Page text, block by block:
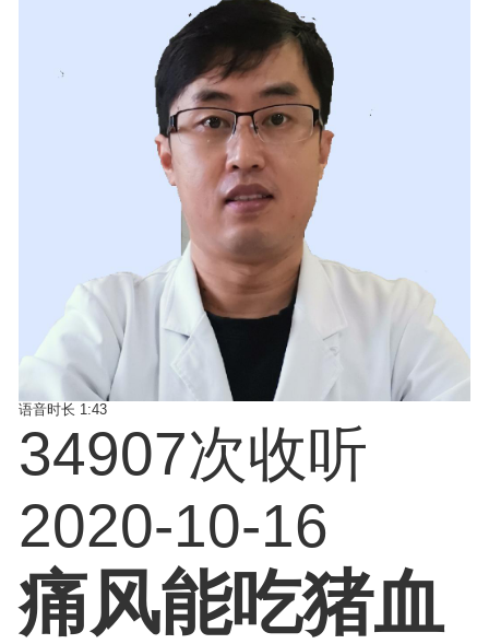
语音时长 1:43
34907次收听
2020-10-16
痛风能吃猪血